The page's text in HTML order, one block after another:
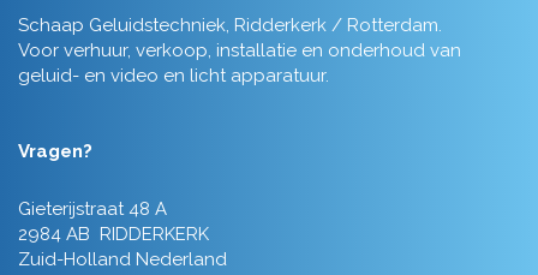
Schaap Geluidstechniek, Ridderkerk / Rotterdam.
Voor verhuur, verkoop, installatie en onderhoud van
geluid- en video en licht apparatuur.
Vragen?
Gieterijstraat 48 A
2984 AB RIDDERKERK
Zuid-Holland Nederland